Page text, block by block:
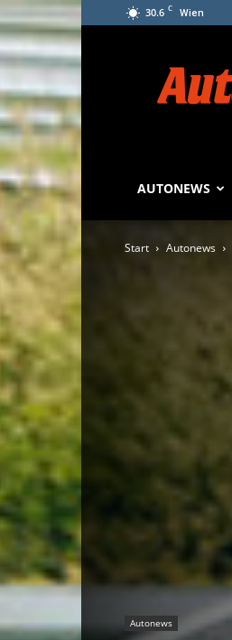
30.6 C Wien
AUTONEWS
Start Autonews
Autonews